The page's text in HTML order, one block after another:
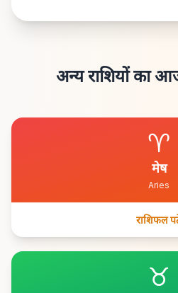
अन्य राशियों का
♈
मेष
Aries
राशिफल
♉